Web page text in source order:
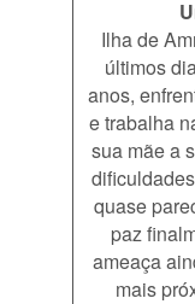
Ilha de
últimos
anos,
e trabalha
sua mãe a
quase
paz
ameaça
mais